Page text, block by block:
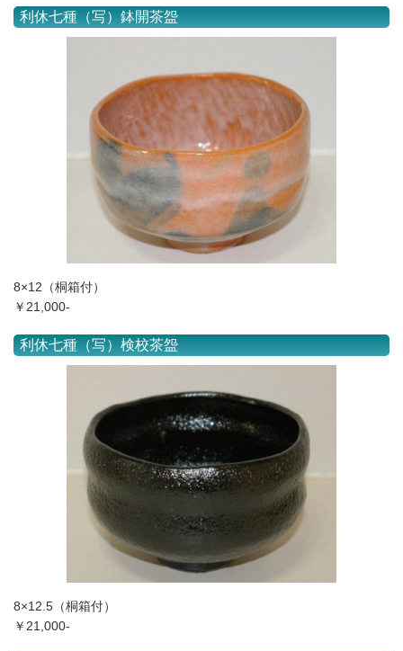
利休七種（写）鉢開茶盌
8×12（桐箱付）
￥21,000-
利休七種（写）検校茶盌
8×12.5（桐箱付）
￥21,000-